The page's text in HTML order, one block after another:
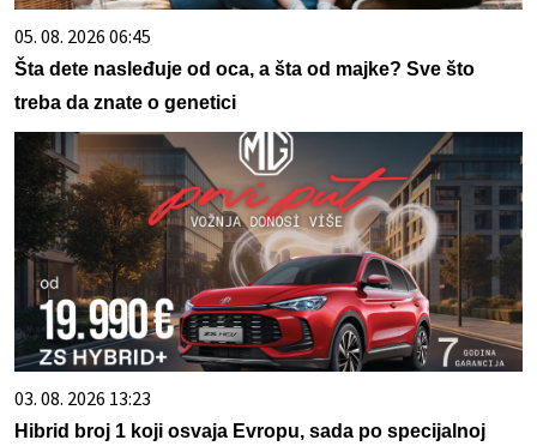
05. 08. 2026 06:45
Šta dete nasleđuje od oca, a šta od majke? Sve što
treba da znate o genetici
03. 08. 2026 13:23
Hibrid broj 1 koji osvaja Evropu, sada po specijalnoj